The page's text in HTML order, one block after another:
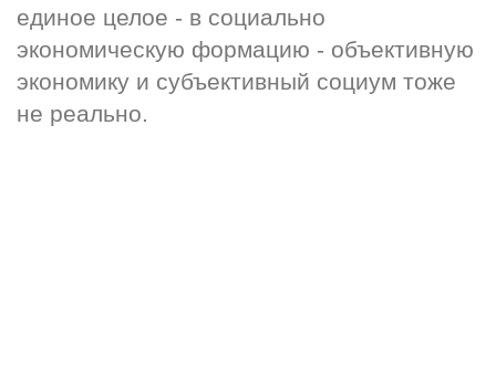
единое целое - в социально
экономическую формацию - объективную
экономику и субъективный социум тоже
не реально.